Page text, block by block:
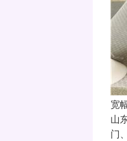
宽
山
门